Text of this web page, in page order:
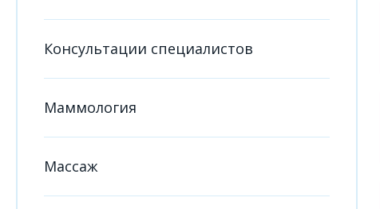
Консультации специалистов
Маммология
Массаж